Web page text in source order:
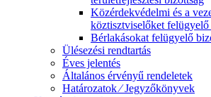
Közérdekvédelmi és a
köztisztviselőket felügyelő
Bérlakásokat felügyelő
Ülésezési rendtartás
Éves jelentés
Általános érvényű rendeletek
Határozatok ⁄ Jegyzőkönyvek